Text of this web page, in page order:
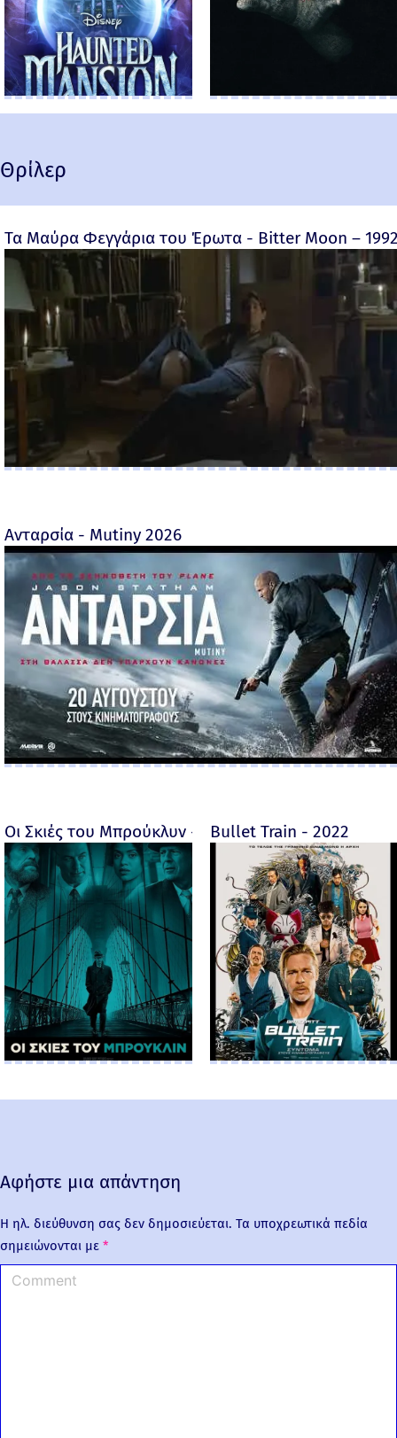
Θρίλερ
Τα Μαύρα Φεγγάρια του Έρωτα - Bitter Moon –
Ανταρσία - Mutiny 2026
Οι Σκιές του Μπρούκλυν - Motherless Brooklyn -
Bullet Train - 2022
Αφήστε μια απάντηση
Η ηλ. διεύθυνση σας δεν δημοσιεύεται. Τα υποχρεωτικά πεδία
σημειώνονται με *